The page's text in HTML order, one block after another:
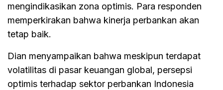
mengindikasikan zona optimis. Para responden
memperkirakan bahwa kinerja perbankan akan
tetap baik.
Dian menyampaikan bahwa meskipun terdapat
volatilitas di pasar keuangan global, persepsi
optimis terhadap sektor perbankan Indonesia